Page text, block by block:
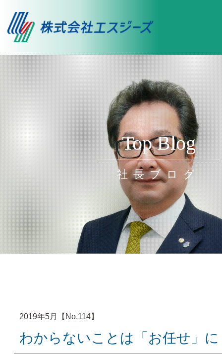
Top Blog
社長ブログ
2019年5月【No.114】
わからないことは「お任せ」